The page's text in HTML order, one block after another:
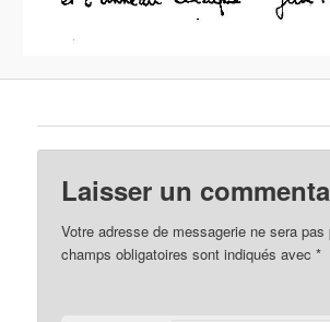
Laisser un
Votre adresse de messagerie ne sera pas
champs obligatoires sont indiqués avec*